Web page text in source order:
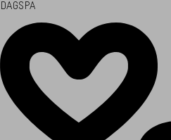
DAGSPA